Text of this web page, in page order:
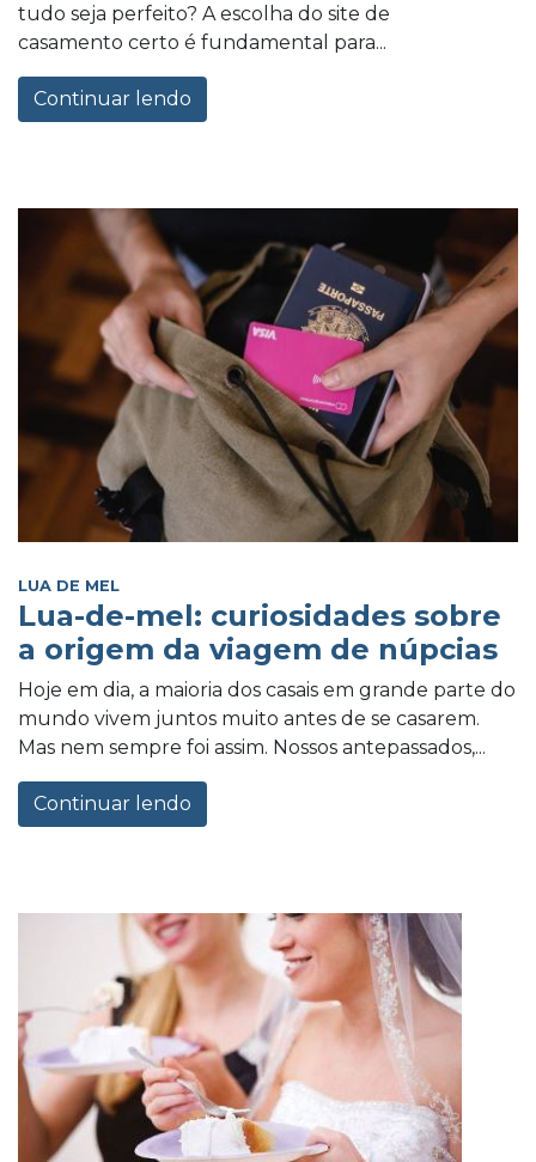
tudo seja perfeito? A escolha do site de
casamento certo é fundamental para...
Continuar lendo
LUA DE MEL
Lua-de-mel: curiosidades sobre
a origem da viagem de núpcias
Hoje em dia, a maioria dos casais em grande parte do
mundo vivem juntos muito antes de se casarem.
Mas nem sempre foi assim. Nossos antepassados,...
Continuar lendo